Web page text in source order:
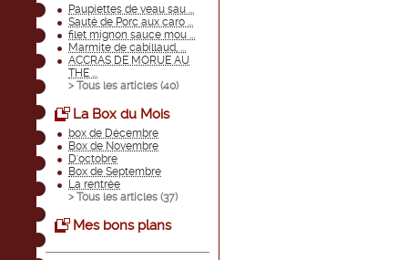
Paupiettes de veau sau ...
Sauté de Porc aux caro ...
filet mignon sauce mou ...
Marmite de cabillaud, ...
ACCRAS DE MORUE AU
THE ...
> Tous les articles (40)
La Box du Mois
box de Décembre
Box de Novembre
D'octobre
Box de Septembre
La rentrée
> Tous les articles (37)
Mes bons plans